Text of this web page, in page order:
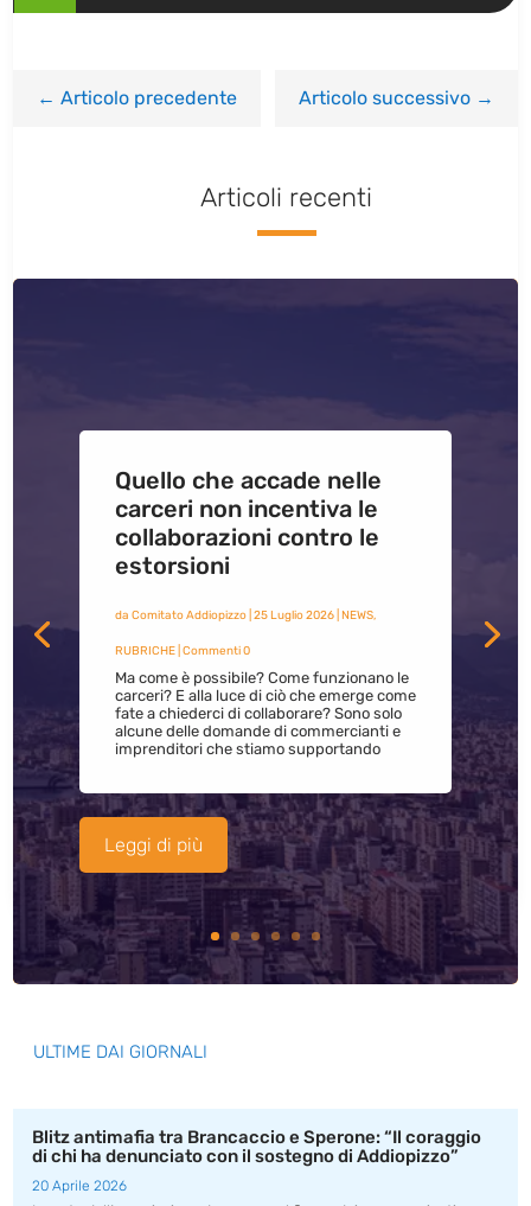
←Articolo precedente Articolo successivo→
Articoli recenti
Quello che accade nelle
carceri non incentiva le
collaborazioni contro le
estorsioni
da Comitato Addiopizzo| 25 Luglio 2026| NEWS,
RUBRICHE| Commenti 0
Ma come è possibile? Come funzionano le
carceri? E alla luce di ciò che emerge come
fate a chiederci di collaborare? Sono solo
alcune delle domande di commercianti e
imprenditori che stiamo supportando
Leggi di più
ULTIME DAI GIORNALI
Blitz antimafia tra Brancaccio e Sperone: “Il coraggio
di chi ha denunciato con il sostegno di Addiopizzo”
20 Aprile 2026